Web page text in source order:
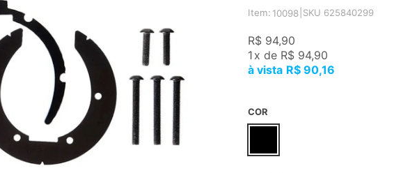
Item: 10098 SKU 625840299
R$ 94,90
1 x de R$ 94,90
R$ 90,16
COR